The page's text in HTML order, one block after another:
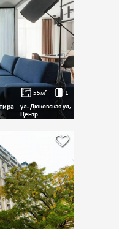
55м² 1
ул. Дюковская ул,
Центр